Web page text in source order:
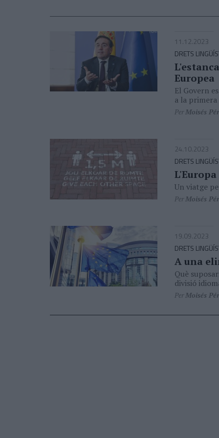
11.12.2023
DRETS
Europea
El Govern
a la
PerMoisés
24.10.2023
DRETS
Un viatge
PerMoisés
19.09.2023
DRETS
A una
Què
divisió
PerMoisés